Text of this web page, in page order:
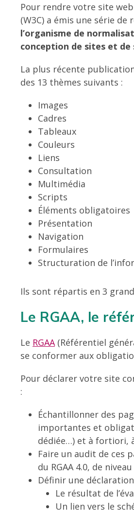
Pour rendre votre site
(W3C) a émis une série
l’organisme de
conception de sites et de
La plus récente
des 13 thèmes suivants :
Images
Cadres
Tableaux
Couleurs
Liens
Consultation
Multimédia
Scripts
Éléments obligatoires
Présentation
Navigation
Formulaires
Structuration de
Ils sont répartis en 3
Le RGAA, le
Le RGAA (Référentiel
se conformer aux
Pour déclarer votre site
:
Échantillonner des
importantes et
dédiée…) et à fortiori,
Faire un audit de ces
du RGAA 4.0, de niveau
Définir une
Le résultat de
Un lien vers le